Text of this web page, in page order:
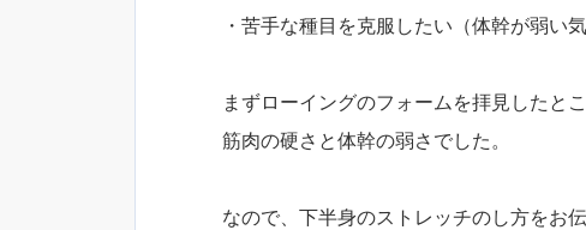
・苦手な種目を克服したい（体幹が弱い気
まずローイングのフォームを拝見したと
筋肉の硬さと体幹の弱さでした。
なので、下半身のストレッチのし方をお